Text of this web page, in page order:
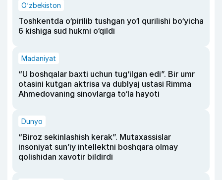
O‘zbekiston
Toshkentda o‘pirilib tushgan yo‘l qurilishi bo‘yicha
6 kishiga sud hukmi o‘qildi
Madaniyat
“U boshqalar baxti uchun tug‘ilgan edi”. Bir umr
otasini kutgan aktrisa va dublyaj ustasi Rimma
Ahmedovaning sinovlarga to‘la hayoti
Dunyo
“Biroz sekinlashish kerak”. Mutaxassislar
insoniyat sun’iy intellektni boshqara olmay
qolishidan xavotir bildirdi